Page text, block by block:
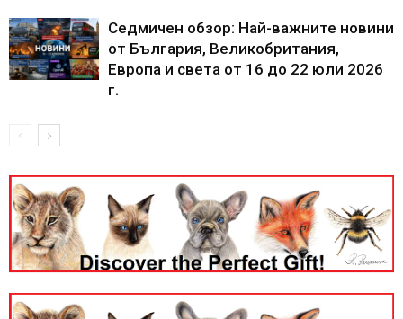
Седмичен обзор: Най-важните новини
от България, Великобритания,
Европа и света от 16 до 22 юли 2026
г.